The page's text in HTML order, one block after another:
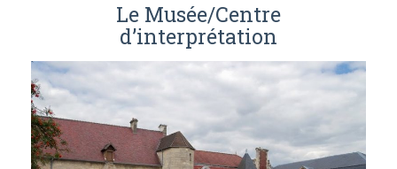
Le Musée/Centre
d’interprétation